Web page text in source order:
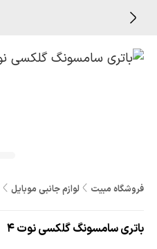
فروشگاه مبیت لوازم جانبی موبایل
باتری سامسونگ گلکسی نوت 4